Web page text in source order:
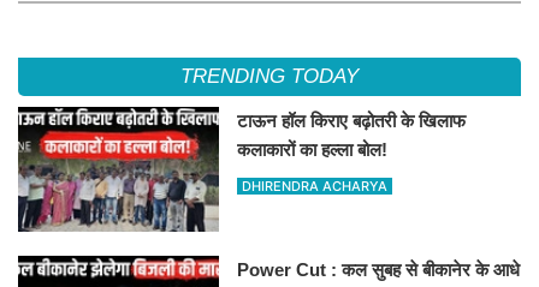
TRENDING TODAY
टाऊन हॉल किराए बढ़ोतरी के खिलाफ
कलाकारों का हल्ला बोल!
DHIRENDRA ACHARYA
Power Cut : कल सुबह से बीकानेर के आधे